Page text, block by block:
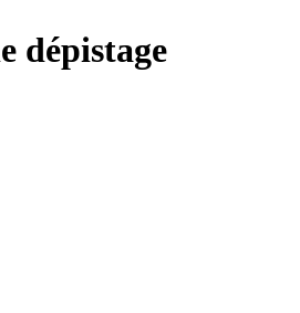
dépistage